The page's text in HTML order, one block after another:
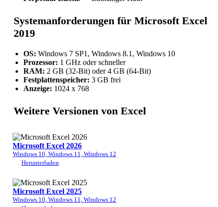
Systemanforderungen für Microsoft Excel
2019
OS: Windows 7 SP1, Windows 8.1, Windows 10
Prozessor: 1 GHz oder schneller
RAM: 2 GB (32-Bit) oder 4 GB (64-Bit)
Festplattenspeicher: 3 GB frei
Anzeige: 1024 x 768
Weitere Versionen von Excel
Microsoft Excel 2026
Windows 10, Windows 11, Windows 12
Herunterladen
Microsoft Excel 2025
Windows 10, Windows 11, Windows 12